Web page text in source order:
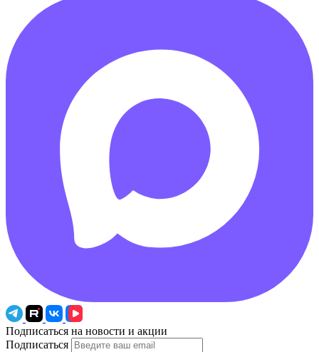
Подписаться на новости и акции
Подписаться